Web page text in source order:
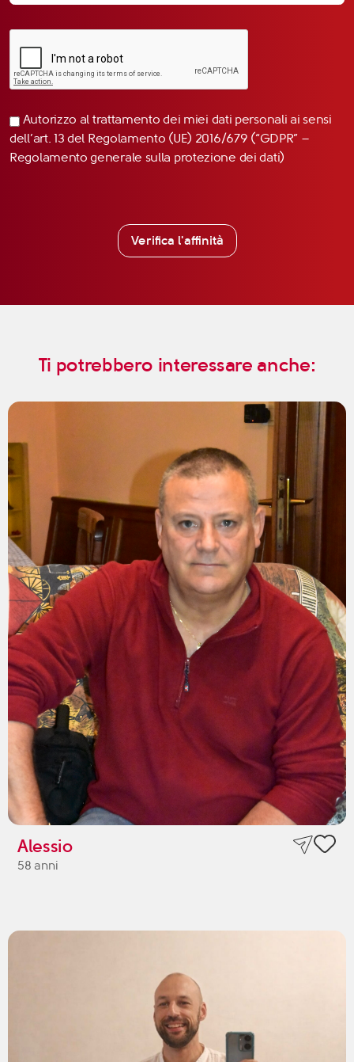
Autorizzo al trattamento dei miei dati personali ai sensi
dell’art. 13 del Regolamento (UE) 2016/679 (“GDPR” –
Regolamento generale sulla protezione dei dati)
Verifica l'affinità
Ti potrebbero interessare anche:
Alessio
58 anni